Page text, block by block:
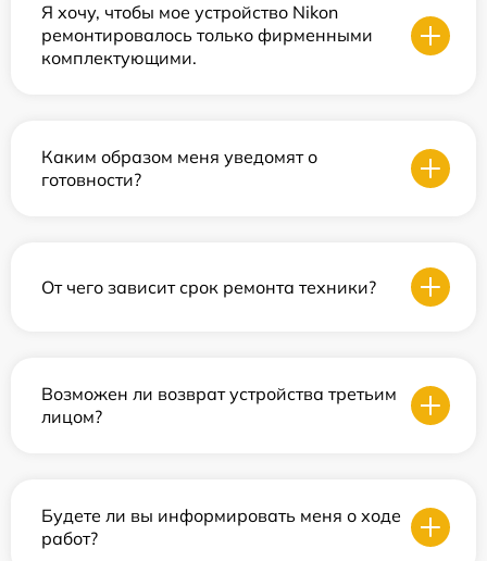
Я хочу, чтобы мое устройство Nikon
ремонтировалось только фирменными
комплектующими.
Каким образом меня уведомят о
готовности?
От чего зависит срок ремонта техники?
Возможен ли возврат устройства третьим
лицом?
Будете ли вы информировать меня о ходе
работ?